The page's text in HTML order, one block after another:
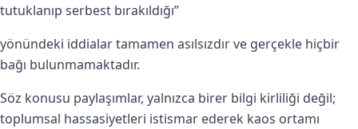
tutuklanıp serbest bırakıldığı”
yönündeki iddialar tamamen asılsızdır ve gerçekle hiçbir
bağı bulunmamaktadır.
Söz konusu paylaşımlar, yalnızca birer bilgi kirliliği değil;
toplumsal hassasiyetleri istismar ederek kaos ortamı